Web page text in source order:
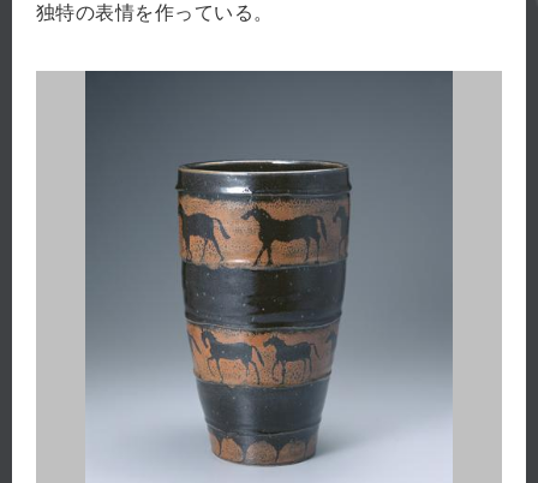
独特の表情を作っている。